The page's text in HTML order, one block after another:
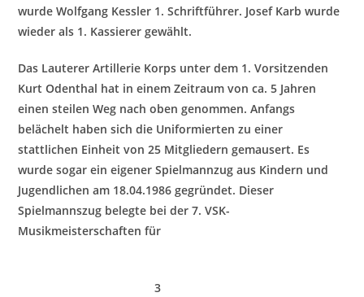
wurde Wolfgang Kessler 1. Schriftführer. Josef Karb wurde
wieder als 1. Kassierer gewählt.
Das Lauterer Artillerie Korps unter dem 1. Vorsitzenden
Kurt Odenthal hat in einem Zeitraum von ca. 5 Jahren
einen steilen Weg nach oben genommen. Anfangs
belächelt haben sich die Uniformierten zu einer
stattlichen Einheit von 25 Mitgliedern gemausert. Es
wurde sogar ein eigener Spielmannzug aus Kindern und
Jugendlichen am 18.04.1986 gegründet. Dieser
Spielmannszug belegte bei der 7. VSK-
Musikmeisterschaften für
3